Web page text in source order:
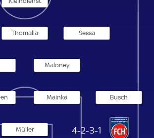
1. FC Heidenheim
4-2-3-1
Müller
Busch
Mainka
Maloney
Sessa
Thomalla